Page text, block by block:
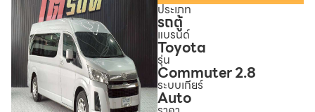
ประเภท
รถตู้
แบรนด์
Toyota
รุ่น
Commuter 2.8
ระบบเกียร์
Auto